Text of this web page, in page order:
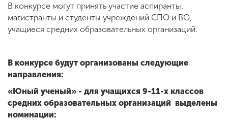
В конкурсе могут принять участие аспиранты,
магистранты и студенты учреждений СПО и ВО,
учащиеся средних образовательных организаций.
В конкурсе будут организованы следующие
направления:
«Юный ученый» - для учащихся 9-11-х классов
средних образовательных организаций выделены
номинации: